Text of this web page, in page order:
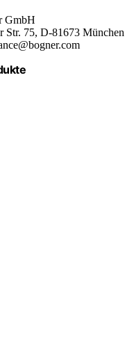
GmbH
Str. 75, D-81673 München